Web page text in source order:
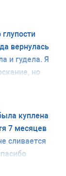
вернулась
и гудела. Я
но
Можно
куплена
7 месяцев
сливается